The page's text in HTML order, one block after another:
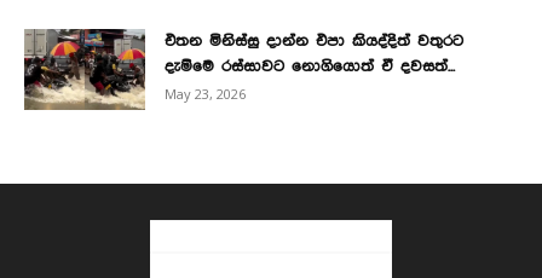
එතන මිනිස්සු දාන්න එපා කියද්දිත් වතුරට
දැම්මෙ රස්සාවට නොගියොත් ඒ දවසත්...
May 23, 2026